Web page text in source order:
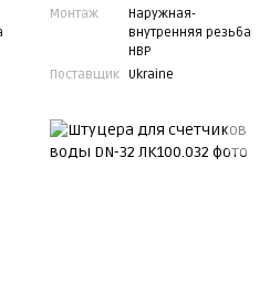
Монтаж
Наружная-
внутренняя резьба
НВР
Поставщик Ukraine